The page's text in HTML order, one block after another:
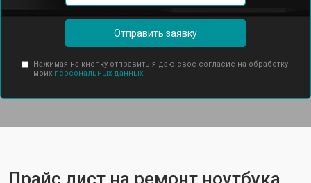
Отправить заявку
Нажимая на кнопку отправить я даю свое согласие на обработку
моих персональных данных.
Прайс лист на ремонт ноутбука